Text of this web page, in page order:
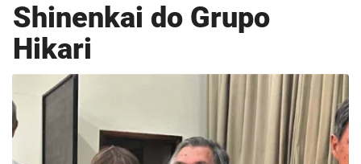
Shinenkai do Grupo
Hikari